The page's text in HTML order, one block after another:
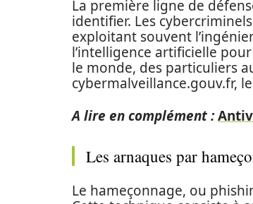
La première ligne de
identifier. Les
exploitant souvent
l’intelligence artificielle
le monde, des particuliers
cybermalveillance.gouv.fr,
A lire en complément :
Les arnaques par
Le hameçonnage, ou